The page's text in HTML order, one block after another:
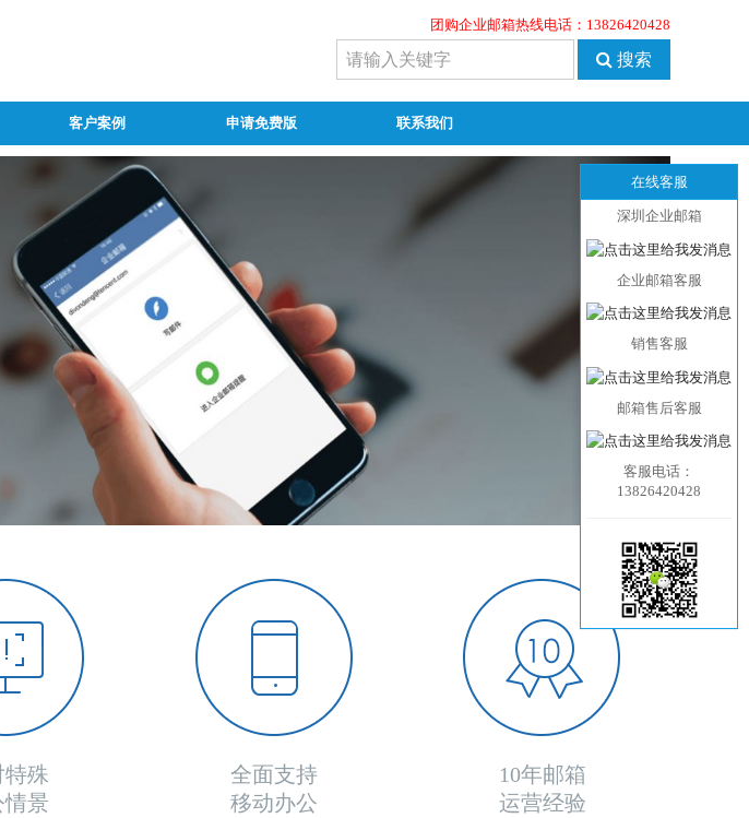
团购企业邮箱热线电话：13826420428
搜索
客户案例 申请免费版 联系我们
特殊
情景
全面支持
移动办公
10年邮箱
运营经验
在线客服
深圳企业邮箱
企业邮箱客服
销售客服
邮箱售后客服
客服电话：
13826420428